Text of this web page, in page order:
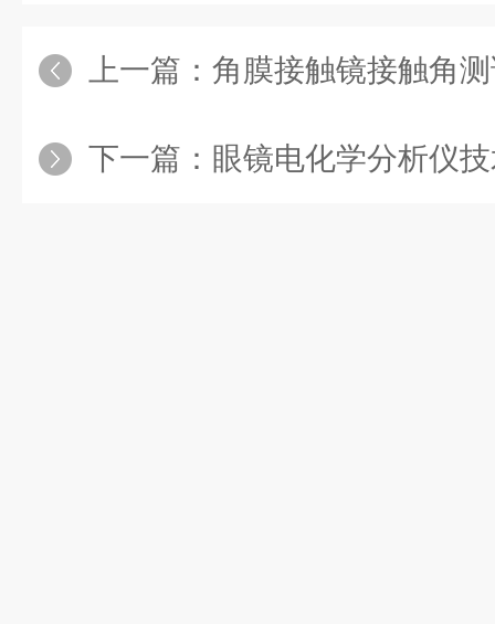
上一篇： 角膜接触镜接触角
下一篇： 眼镜电化学分析仪